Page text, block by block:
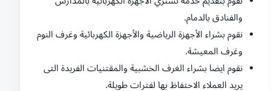
والفنادق بالدمام.
نقوم بشراء الأجهزة الرياضية والأجهزة الكهربائية وغرف النوم
وغرف المعيشة.
نقوم ايضا بشراء الغرف الخشبية والمقتنيات الفريدة التى
يريد العملاء الاحتفاظ بها لفترات طويلة.